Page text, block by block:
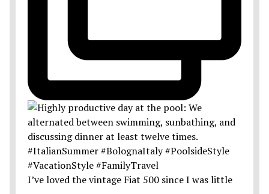
I’ve loved the vintage Fiat 500 since I was little